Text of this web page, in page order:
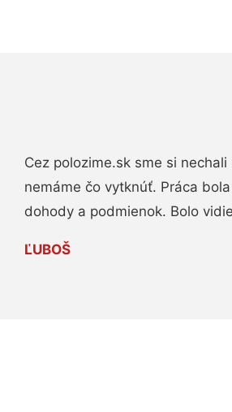
Cez polozime.sk sme si
nemáme čo vytknúť. Práca
dohody a podmienok. Bolo
ĽUBOŠ